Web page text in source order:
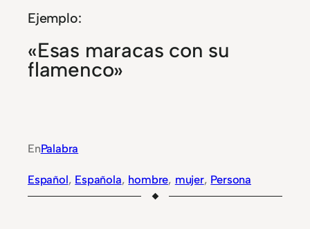
Ejemplo:
«Esas maracas con su
flamenco»
EnPalabra
Español, Española, hombre, mujer, Persona